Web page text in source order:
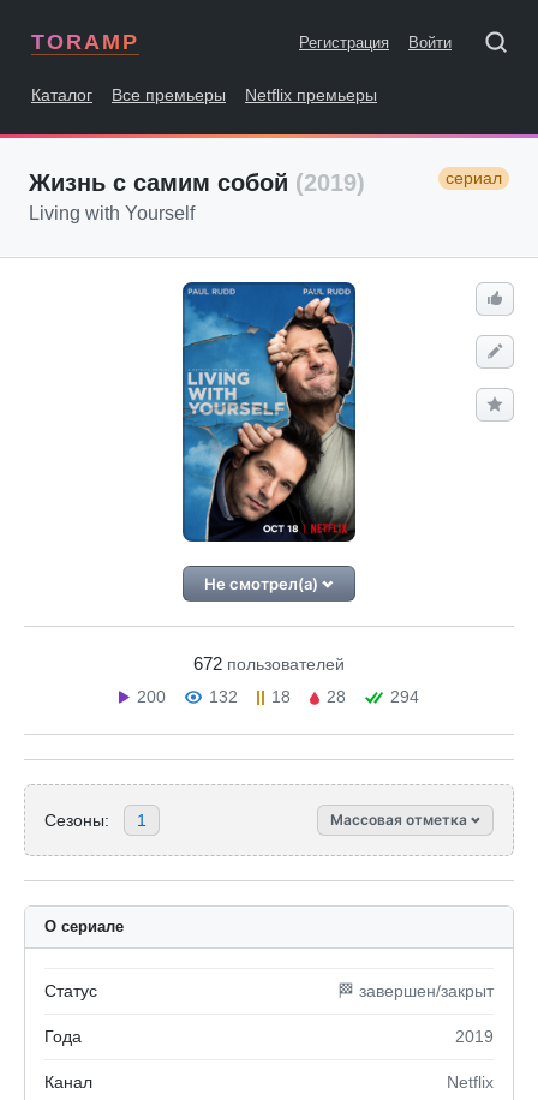
TORAMP Регистрация Войти
Каталог Все премьеры Netflix премьеры
Жизнь с самим собой (2019) сериал
Living with Yourself
Не смотрел(а)
672 пользователей
200
132 18 28 294
Сезоны: 1 Массовая отметка
О сериале
Статус 🏁 завершен/закрыт
Года 2019
Канал Netflix